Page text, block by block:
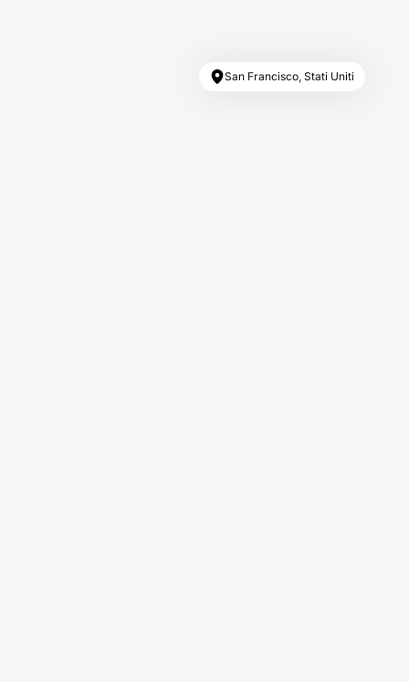
San Francisco, Stati Uniti